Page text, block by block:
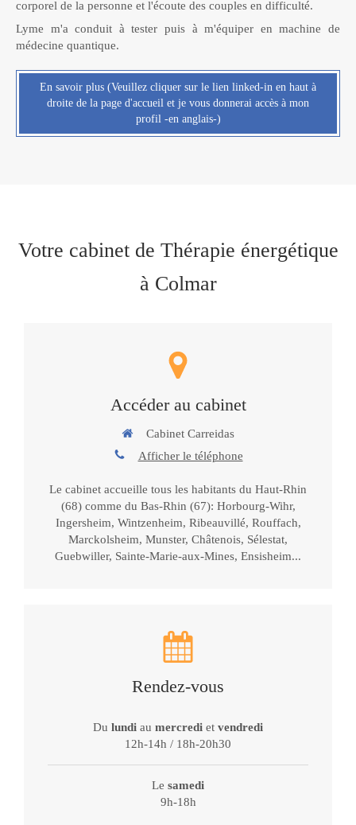
corporel de la personne et l'écoute des couples en difficulté.
Lyme m'a conduit à tester puis à m'équiper en machine de
médecine quantique.
En savoir plus (Veuillez cliquer sur le lien linked-in en haut à
droite de la page d'accueil et je vous donnerai accès à mon
profil -en anglais-)
Votre cabinet de Thérapie énergétique
à Colmar
Accéder au cabinet
Cabinet Carreidas
Afficher le téléphone
Le cabinet accueille tous les habitants du Haut-Rhin
(68) comme du Bas-Rhin (67): Horbourg-Wihr,
Ingersheim, Wintzenheim, Ribeauvillé, Rouffach,
Marckolsheim, Munster, Châtenois, Sélestat,
Guebwiller, Sainte-Marie-aux-Mines, Ensisheim...
Rendez-vous
Du lundi au mercredi et vendredi
12h-14h / 18h-20h30
Le samedi
9h-18h